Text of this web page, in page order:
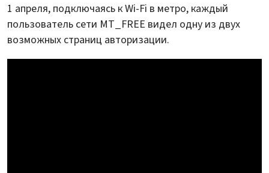
1 апреля, подключаясь к Wi-Fi в метро, каждый
пользователь сети MT_FREE видел одну из двух
возможных страниц авторизации.